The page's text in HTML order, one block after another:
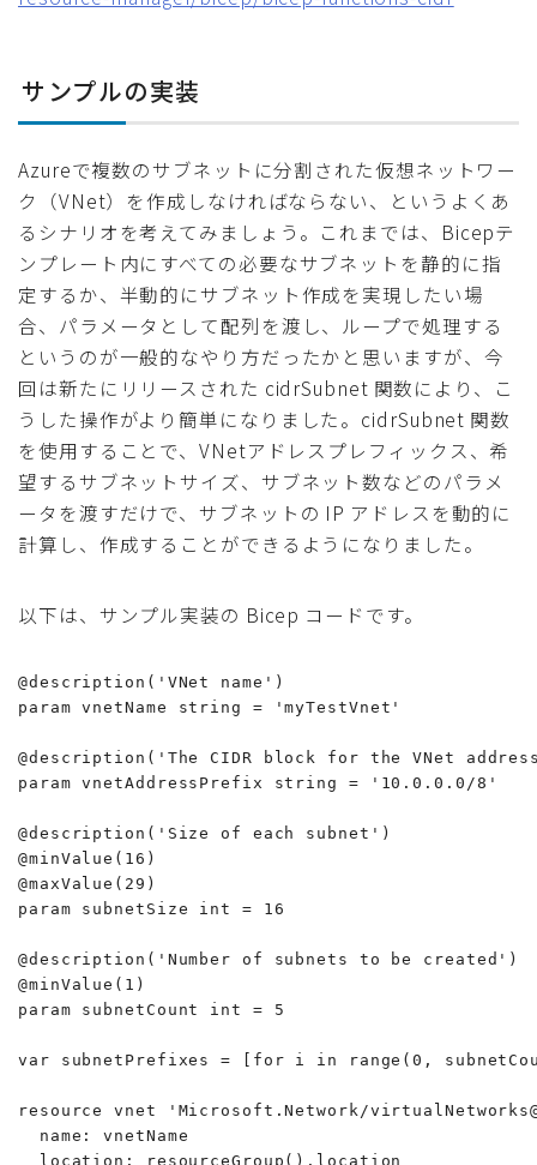
サンプルの実装
Azureで複数のサブネットに分割された仮想ネットワー
ク（VNet）を作成しなければならない、というよくあ
るシナリオを考えてみましょう。これまでは、Bicepテ
ンプレート内にすべての必要なサブネットを静的に指
定するか、半動的にサブネット作成を実現したい場
合、パラメータとして配列を渡し、ループで処理する
というのが一般的なやり方だったかと思いますが、今
回は新たにリリースされた cidrSubnet 関数により、こ
うした操作がより簡単になりました。cidrSubnet 関数
を使用することで、VNetアドレスプレフィックス、希
望するサブネットサイズ、サブネット数などのパラメ
ータを渡すだけで、サブネットの IP アドレスを動的に
計算し、作成することができるようになりました。
以下は、サンプル実装の Bicep コードです。
@description('VNet name')
param vnetName string = 'myTestVnet'
@description('The CIDR block for the VNet
param vnetAddressPrefix string = '10.0.0.0/8'
@description('Size of each subnet')
@minValue(16)
@maxValue(29)
param subnetSize int = 16
@description('Number of subnets to be created')
@minValue(1)
param subnetCount int = 5
var subnetPrefixes = [for i in range(0,
resource vnet 'Microsoft.Network/
  name: vnetName
  location: resourceGroup().location